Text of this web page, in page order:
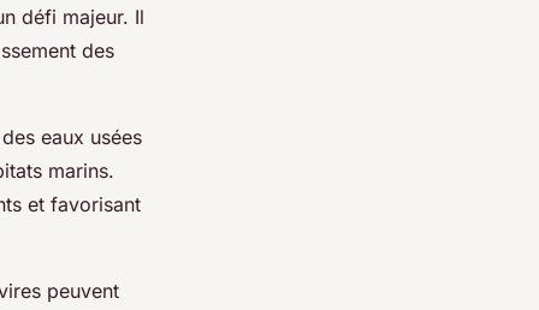
défi majeur. Il
des
eaux usées
marins.
et favorisant
peuvent